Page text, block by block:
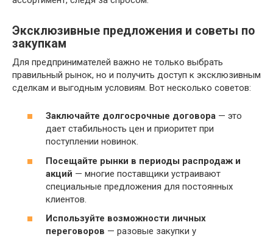
Эксклюзивные предложения и советы по
закупкам
Для предпринимателей важно не только выбрать
правильный рынок, но и получить доступ к эксклюзивным
сделкам и выгодным условиям. Вот несколько советов:
Заключайте долгосрочные договора — это
дает стабильность цен и приоритет при
поступлении новинок.
Посещайте рынки в периоды распродаж и
акций — многие поставщики устраивают
специальные предложения для постоянных
клиентов.
Используйте возможности личных
переговоров — разовые закупки у